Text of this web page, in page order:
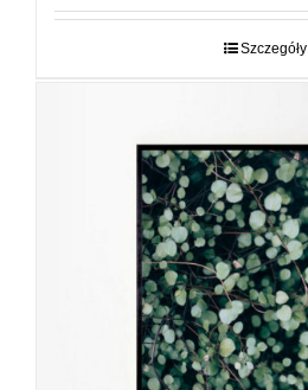
29,00 zł
Szczegóły